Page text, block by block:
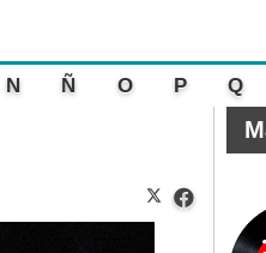
N Ñ O P Q